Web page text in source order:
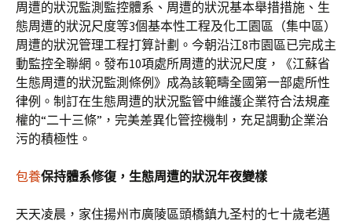
周遭的狀況監測監控體系、周遭的狀況基本舉措措施、生
態周遭的狀況尺度等3個基本性工程及化工園區（集中區）
周遭的狀況管理工程打算計劃。今朝沿江8市園區已完成主
動監控全聯網。發布10項處所周遭的狀況尺度，《江蘇省
生態周遭的狀況監測條例》成為該範疇全國第一部處所性
律例。制訂在生態周遭的狀況監管中維護企業符合法規產
權的“二十三條”，完美差異化管控機制，充足調動企業治
污的積極性。
包養保持體系修復，生態周遭的狀況年夜變樣
天天凌晨，家住揚州市廣陵區頭橋鎮九圣村的七十歲老邁